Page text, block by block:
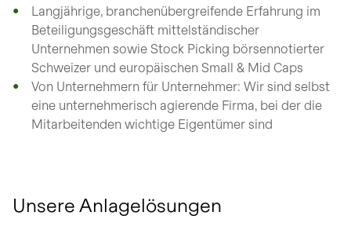
Langjährige, branchenübergreifende Erfahrung im
Beteiligungsgeschäft mittelständischer
Unternehmen sowie Stock Picking börsennotierter
Schweizer und europäischen Small & Mid Caps
Von Unternehmern für Unternehmer: Wir sind selbst
eine unternehmerisch agierende Firma, bei der die
Mitarbeitenden wichtige Eigentümer sind
Unsere Anlagelösungen